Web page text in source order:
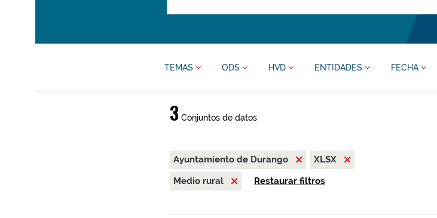
TEMAS ODS HVD ENTIDADES FECHA
3Conjuntos de datos
Ayuntamiento de Durango
XLSX
Medio rural
Restaurar filtros